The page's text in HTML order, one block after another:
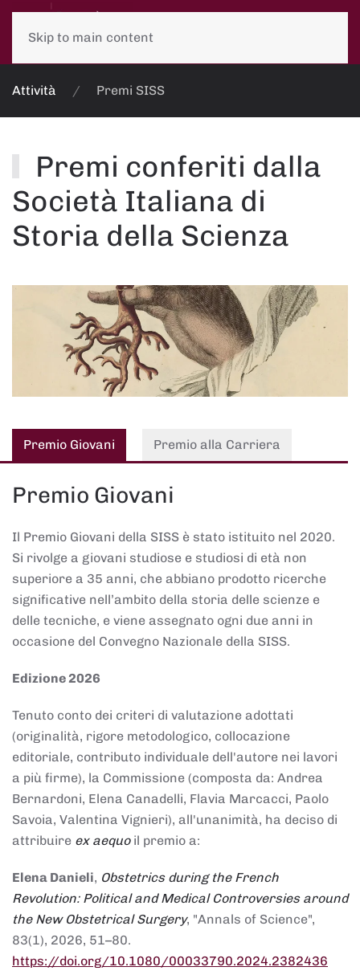
Skip to main content
Attività Premi SISS
Premi conferiti dalla
Società Italiana di
Storia della Scienza
Premio Giovani Premio alla Carriera
Premio Giovani
Il Premio Giovani della SISS è stato istituito nel 2020.
Si rivolge a giovani studiose e studiosi di età non
superiore a 35 anni, che abbiano prodotto ricerche
significative nell’ambito della storia delle scienze e
delle tecniche, e viene assegnato ogni due anni in
occasione del Convegno Nazionale della SISS.
Edizione 2026
Tenuto conto dei criteri di valutazione adottati
(originalità, rigore metodologico, collocazione
editoriale, contributo individuale dell'autore nei lavori
a più firme), la Commissione (composta da: Andrea
Bernardoni, Elena Canadelli, Flavia Marcacci, Paolo
Savoia, Valentina Vignieri), all'unanimità, ha deciso di
attribuire ex aequoil premio a:
Elena Danieli, Obstetrics during the French
Revolution: Political and Medical Controversies around
the New Obstetrical Surgery, "Annals of Science",
83(1), 2026, 51–80.
https://doi.org/10.1080/00033790.2024.2382436